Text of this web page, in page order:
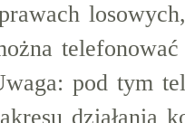
pod tym
działania